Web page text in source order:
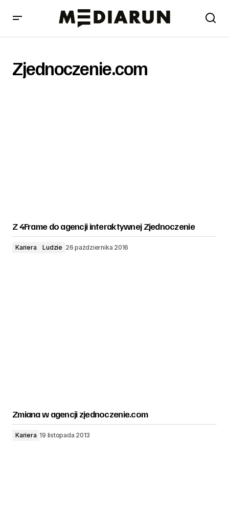
Zjednoczenie.com
Z 4Frame do agencji interaktywnej Zjednoczenie
Kariera Ludzie 26 października 2016
Zmiana w agencji zjednoczenie.com
Kariera 19 listopada 2013